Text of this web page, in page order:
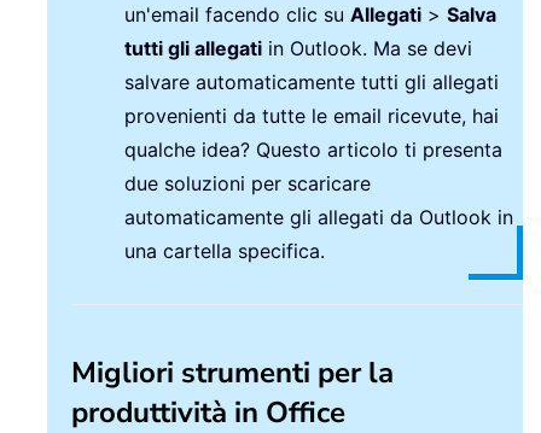
un'email facendo clic su Allegati > Salva
tutti gli allegati in Outlook. Ma se devi
salvare automaticamente tutti gli allegati
provenienti da tutte le email ricevute, hai
qualche idea? Questo articolo ti presenta
due soluzioni per scaricare
automaticamente gli allegati da Outlook in
una cartella specifica.
Migliori strumenti per la
produttività in Office